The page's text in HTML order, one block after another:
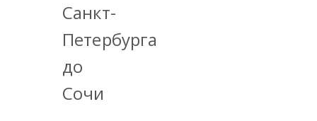
Санкт-
Петербурга
до
Сочи